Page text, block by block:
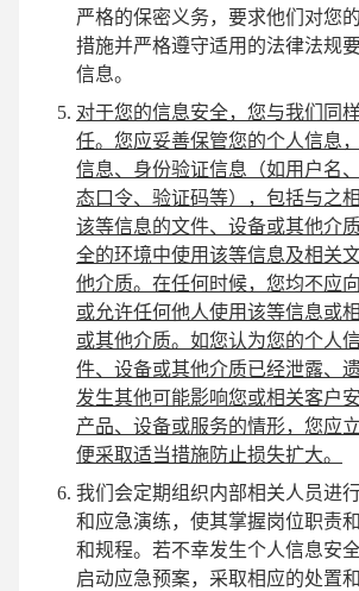
严格的保密义务，要求他们对您
措施并严格遵守适用的法律法规
信息。
对于您的信息安全，您与我们同
任。您应妥善保管您的个人信息
信息、身份验证信息（如用户名
态口令、验证码等），包括与之
该等信息的文件、设备或其他介
全的环境中使用该等信息及相关
他介质。在任何时候，您均不应
或允许任何他人使用该等信息或
或其他介质。如您认为您的个人
件、设备或其他介质已经泄露、
发生其他可能影响您或相关客户
产品、设备或服务的情形，您应
便采取适当措施防止损失扩大。
我们会定期组织内部相关人员进
和应急演练，使其掌握岗位职责
和规程。若不幸发生个人信息安
启动应急预案，采取相应的处置